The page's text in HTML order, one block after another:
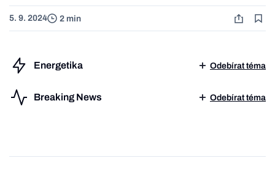
5. 9. 2024 2 min
Energetika Odebírat téma
Breaking News Odebírat téma